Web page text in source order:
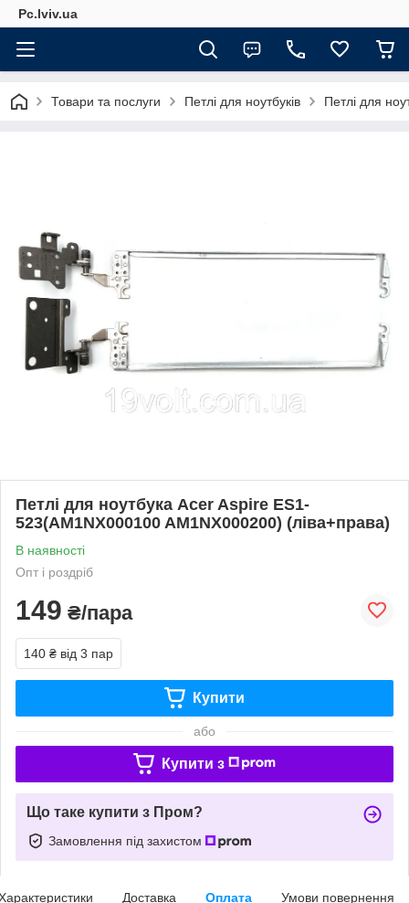
Pc.lviv.ua
Товари та послуги Петлі для ноутбуків Петлі для
Петлі для ноутбука Acer Aspire ES1-
523(AM1NX000100 AM1NX000200) (ліва+права)
В наявності
Опт і роздріб
149 ₴/пара
140 ₴ від 3 пар
Купити
або
Купити з
Що таке купити з Пром?
Замовлення під захистом
Доставка Оплата Умови повернення